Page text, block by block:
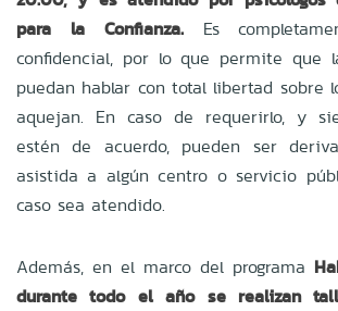
para la Confianza.Es
confidencial, por lo que permite que
puedan hablar con total libertad sobre
aquejan. En caso de requerirlo, y
estén de acuerdo, pueden ser
asistida a algún centro o servicio
caso sea atendido.
Además, en el marco del programa
durante todo el año se realizan